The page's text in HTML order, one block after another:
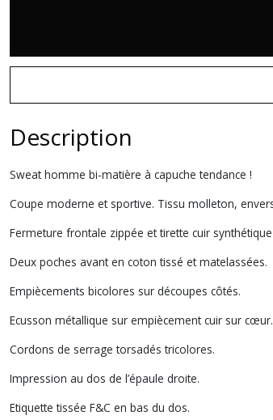
Description
Sweat homme bi-matière à capuche tendance !
Coupe moderne et sportive. Tissu molleton,
Fermeture frontale zippée et tirette cuir
Deux poches avant en coton tissé et matelassées.
Empiècements bicolores sur découpes côtés.
Ecusson métallique sur empiècement cuir sur cœur.
Cordons de serrage torsadés tricolores.
Impression au dos de l’épaule droite.
Etiquette tissée F&C en bas du dos.